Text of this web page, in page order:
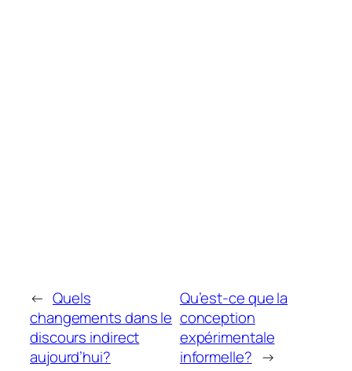
← Quels
changements dans le
discours indirect
aujourd’hui?
Qu’est-ce que la
conception
expérimentale
informelle? →